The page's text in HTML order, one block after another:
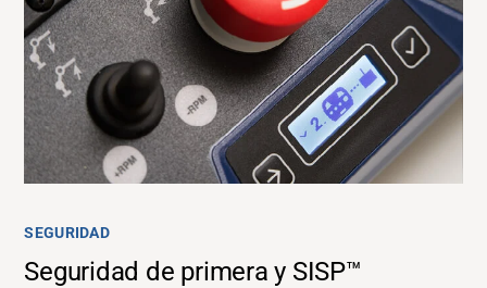
SEGURIDAD
Seguridad de primera y SISP™